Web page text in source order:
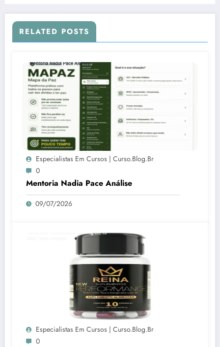
RELATED POSTS
Especialistas Em Cursos | Curso.blog.br
0
Mentoria Nadia Pace Análise
09/07/2026
Especialistas Em Cursos | Curso.blog.br
0